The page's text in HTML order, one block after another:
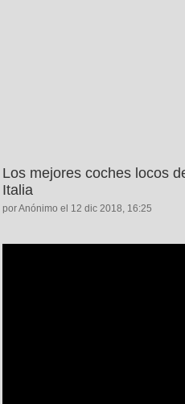
Los mejores coches locos
Italia
por Anónimo el 12 dic 2018, 16:25